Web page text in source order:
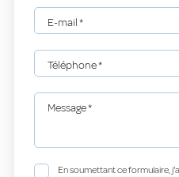
E-mail*
Téléphone*
Message*
En soumettant ce formulaire,